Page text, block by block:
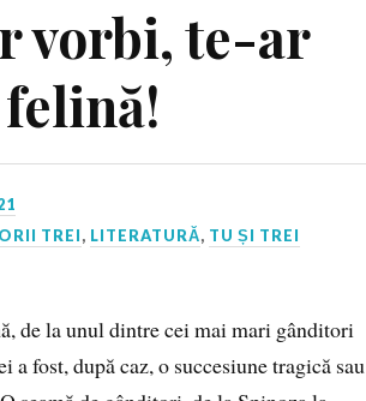
vorbi, te-ar
TREI, LITERATURĂ, TU ȘI TREI
de la unul dintre cei mai mari gânditori
fost, după caz, o succesiune tragică sau